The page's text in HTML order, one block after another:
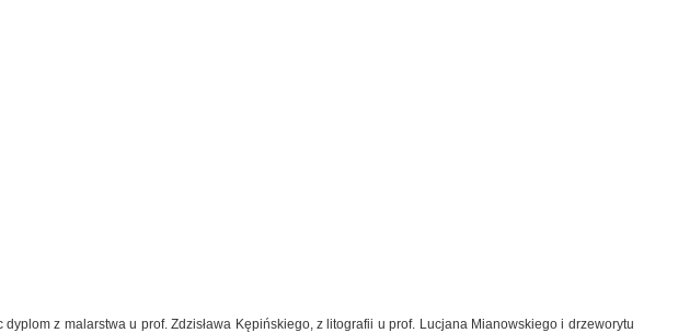
dyplom z malarstwa u prof. Zdzisława Kępińskiego, z litografii u prof. Lucjana Mianowskiego i drzeworytu